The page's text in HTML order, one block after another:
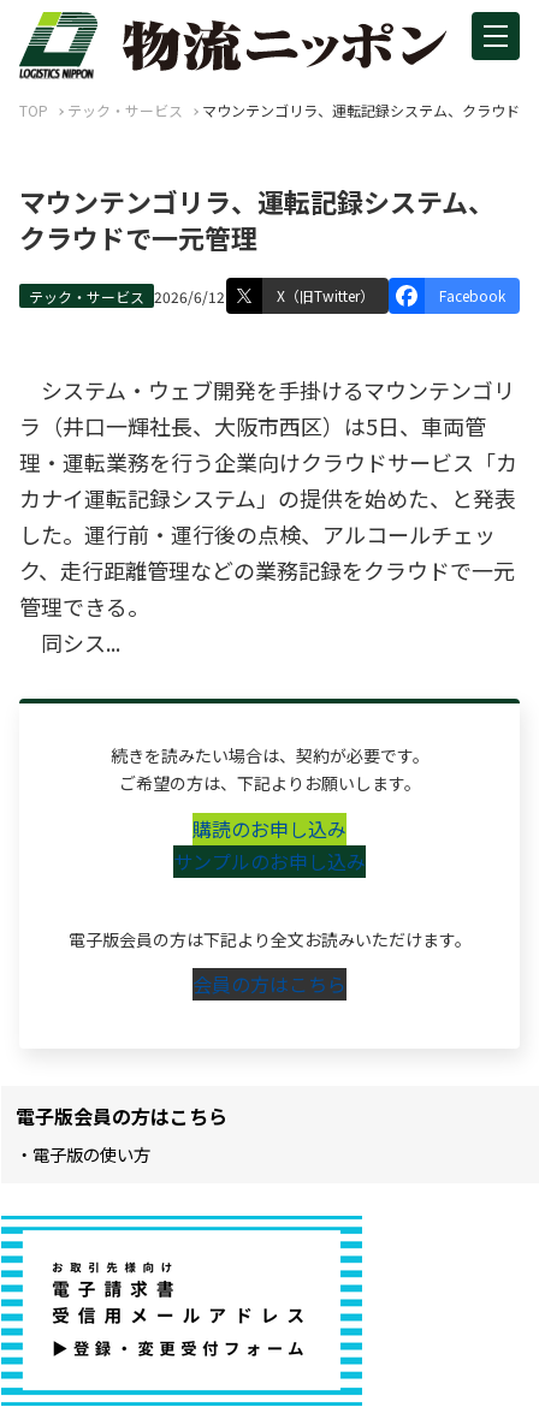
TOP テック・サービス マウンテンゴリラ、運転記録システム、クラウドで
マウンテンゴリラ、運転記録システム、
クラウドで一元管理
テック・サービス 2026/6/12 X（旧Twitter） Facebook
システム・ウェブ開発を手掛けるマウンテンゴリ
ラ（井口一輝社長、大阪市西区）は5日、車両管
理・運転業務を行う企業向けクラウドサービス「カ
カナイ運転記録システム」の提供を始めた、と発表
した。運行前・運行後の点検、アルコールチェッ
ク、走行距離管理などの業務記録をクラウドで一元
管理できる。
同シス...
続きを読みたい場合は、契約が必要です。
ご希望の方は、下記よりお願いします。
購読のお申し込み
サンプルのお申し込み
電子版会員の方は下記より全文お読みいただけます。
会員の方はこちら
電子版会員の方はこちら
・電子版の使い方